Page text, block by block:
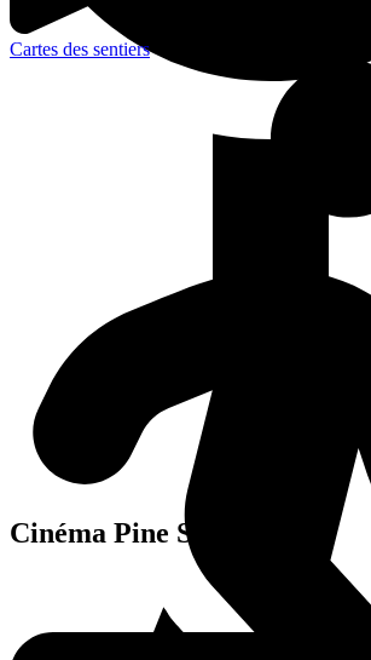
Cartes des sentiers
Cinéma Pine Sainte-Adèle